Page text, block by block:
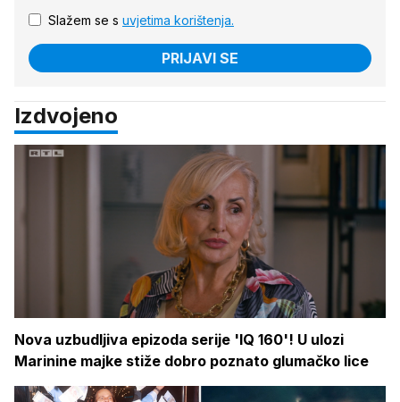
Slažem se s uvjetima korištenja.
PRIJAVI SE
Izdvojeno
Nova uzbudljiva epizoda serije 'IQ 160'! U ulozi
Marinine majke stiže dobro poznato glumačko lice